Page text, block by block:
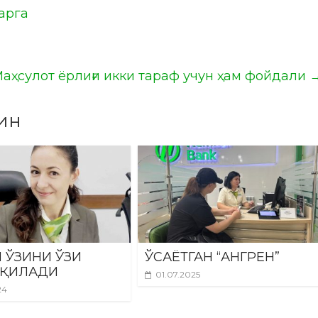
ёрлиғи икки тараф учун ҳам фойдали
ЎЗИ
ЎСАЁТГАН “АНГРЕН”
01.07.2025